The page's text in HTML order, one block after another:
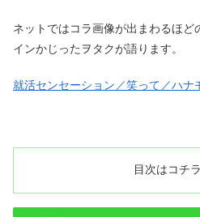
ネットではコラ画像が出まわるほ
インかじったヲタクが語ります。
就活センセーション／笑って／ハナ
目次はコチラ